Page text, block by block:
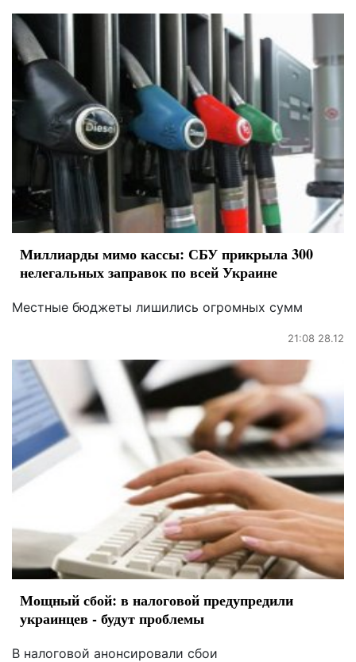
Миллиарды мимо кассы: СБУ прикрыла 300
нелегальных заправок по всей Украине
Местные бюджеты лишились огромных сумм
21:08 28.12
Мощный сбой: в налоговой предупредили
украинцев - будут проблемы
В налоговой анонсировали сбои